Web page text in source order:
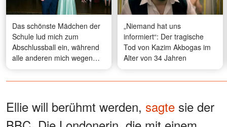
Das schönste Mädchen der
Schule lud mich zum
Abschlussball ein, während
alle anderen mich wegen
meines Aussehens
hänselten – 20 Jahre später
wieder, und was ich tat,
veränderte ihr Leben
„Niemand hat uns
informiert“: Der tragische
Tod von Kazim Akbogas im
Alter von 34 Jahren
Ellie will berühmt werden, sagte sie der